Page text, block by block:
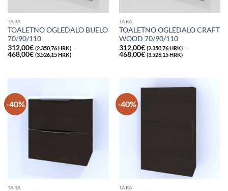
TARA
TOALETNO OGLEDALO BIJELO
70/90/110
312,00€ (2.350,76 HRK) –
468,00€ (3.526,15 HRK)Raspon
cijena:
468,00€
TARA
TOALETNO OGLEDALO CRAFT
WOOD 70/90/110
312,00€ (2.350,76 HRK) –
468,00€ (3.526,15 HRK)Raspon
cijena:
(2.350,76
HRK)
-40%
TARA
-40%
TARA